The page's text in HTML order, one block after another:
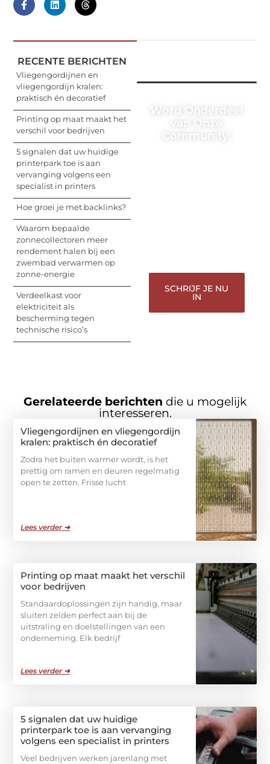
RECENTE BERICHTEN
Vliegengordijnen en
vliegengordijn kralen:
praktisch én decoratief
Printing op maat maakt het
verschil voor bedrijven
5 signalen dat uw huidige
printerpark toe is aan
vervanging volgens een
specialist in printers
Hoe groei je met backlinks?
Waarom bepaalde
zonnecollectoren meer
rendement halen bij een
zwembad verwarmen op
zonne-energie
Verdeelkast voor
elektriciteit als
bescherming tegen
technische risico’s
Word Onderdeel
van Onze
Community!
SCHRIJF JE NU
IN
Gerelateerde berichten die u mogelijk
interesseren.
Vliegengordijnen en vliegengordijn
kralen: praktisch én decoratief
Zodra het buiten warmer wordt, is het
prettig om ramen en deuren regelmatig
open te zetten. Frisse lucht
Lees verder ➜
Printing op maat maakt het verschil
voor bedrijven
Standaardoplossingen zijn handig, maar
sluiten zelden perfect aan bij de
uitstraling en doelstellingen van een
onderneming. Elk bedrijf
Lees verder ➜
5 signalen dat uw huidige
printerpark toe is aan vervanging
volgens een specialist in printers
Veel bedrijven werken jarenlang met